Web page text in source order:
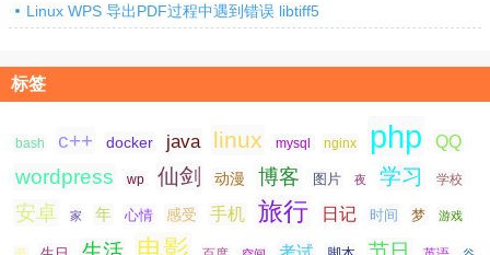
Linux WPS 导出PDF过程中遇到错误 libtiff5
标签
bash c++ docker java linux mysql nginx php QQ
wordpress wp 仙剑 动漫 博客 图片 夜 学习 学校
安卓 家 年 心情 感受 手机 旅行 日记 时间 梦 游戏
电影